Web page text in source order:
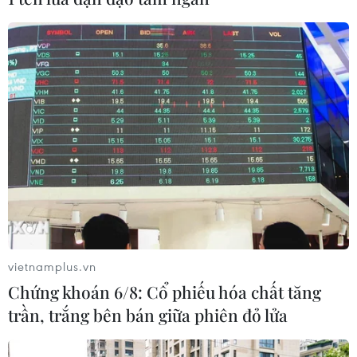
vietnamplus.vn
Chứng khoán 6/8: Cổ phiếu hóa chất tăng
trần, trắng bên bán giữa phiên đỏ lửa